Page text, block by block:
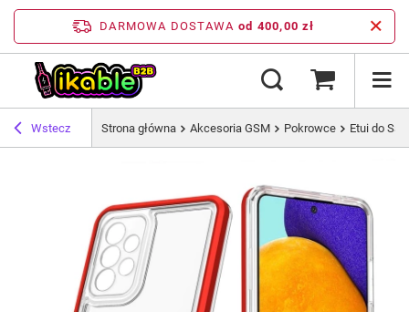
DARMOWA DOSTAWA od 400,00 zł
Wstecz Strona główna Akcesoria GSM Pokrowce Etui do